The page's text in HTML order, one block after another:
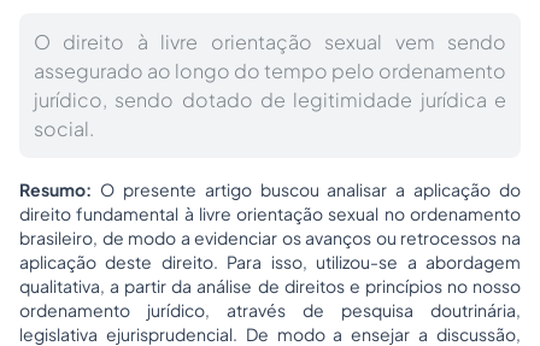
O direito à livre orientação sexual vem sendo
assegurado ao longo do tempo pelo ordenamento
jurídico, sendo dotado de legitimidade jurídica e
social.
Resumo: O presente artigo buscou analisar a aplicação do
direito fundamental à livre orientação sexual no ordenamento
brasileiro, de modo a evidenciar os avanços ou retrocessos na
aplicação deste direito. Para isso, utilizou-se a abordagem
qualitativa, a partir da análise de direitos e princípios no nosso
ordenamento jurídico, através de pesquisa doutrinária,
legislativa ejurisprudencial. De modo a ensejar a discussão,